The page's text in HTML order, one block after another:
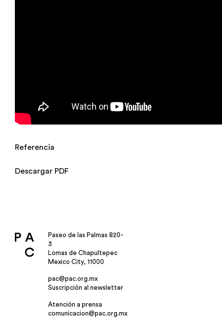
Referencia
Descargar PDF
Paseo de las Palmas 820-
3
Lomas de Chapultepec
Mexico City, 11000
pac@pac.org.mx
Suscripción al newsletter
Atención a prensa
comunicacion@pac.org.mx